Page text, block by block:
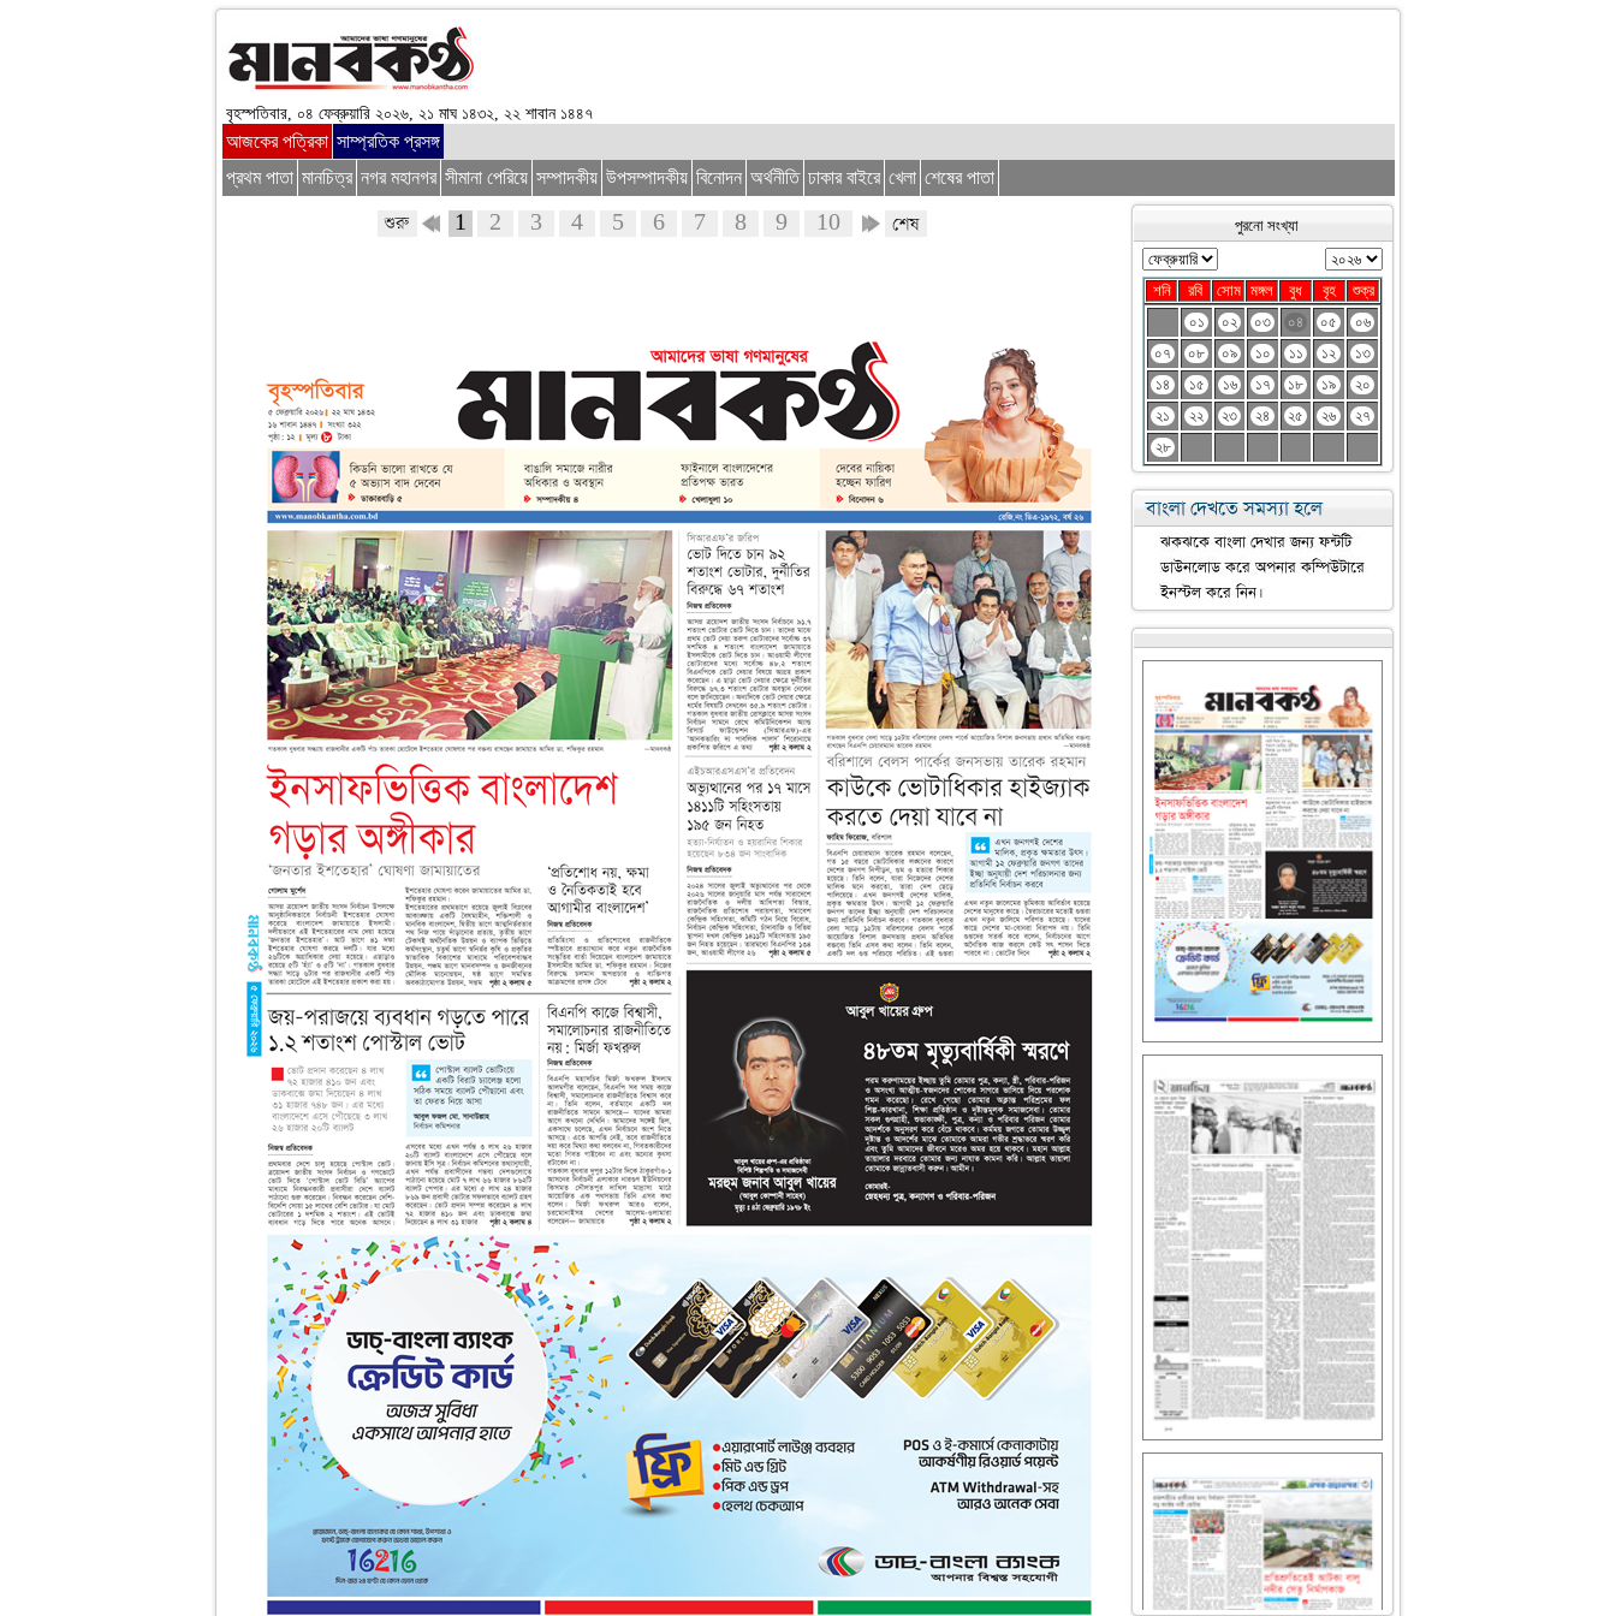
বৃহস্পতিবার, ০৪ ফেব্রুয়ারি ২০২৬, ২১ মাঘ ১৪৩২, ২২ শাবান ১৪৪৭
আজকের পত্রিকা
প্রথম পাতা মানচিত্র নগর মহানগর সীমানা পেরিয়ে সম্পাদকীয় উপসম্পাদকীয় বিনোদন অর্থনীতি ঢাকার বাইরে খেলা শেষের পাতা
সাম্প্রতিক প্রসঙ্গ
1 2 3 4 5 6 7 8 9 10 11 পুরনো সংখ্যা
শনি রবি সোম মঙ্গল বুধ বৃহ
শুক্র
০১
০২ ০৩ ০৪ ০৫
০৬
০৭
০৮ ০৯ ১০ ১১ ১২
১৩
১৪
১৫ ১৬ ১৭ ১৮ ১৯
২০
২১
২২ ২৩ ২৪ ২৫ ২৬
২৭
২৮